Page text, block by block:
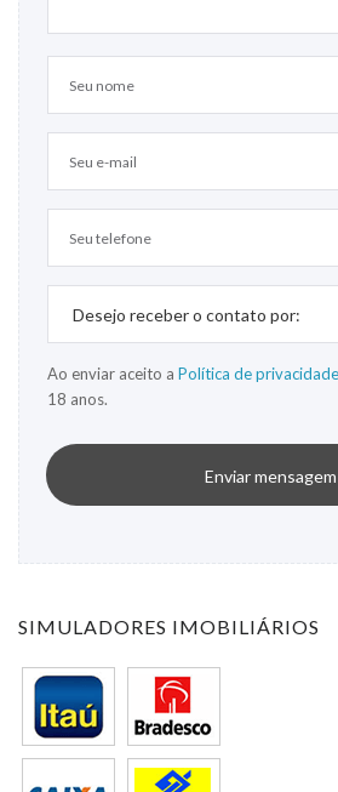
Desejo receber o contato por:
Ao enviar aceito a Política de privacidade
18 anos.
Enviar mensagem
SIMULADORES IMOBILIÁRIOS